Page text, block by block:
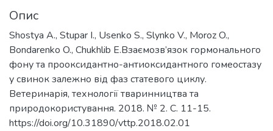
Опис
Shostya A., Stupar I., Usenko S., Slynko V., Moroz O.,
Bondarenko O., Chukhlib E.Взаємозв’язок гормонального
фону та прооксидантно-антиоксидантного гомеостазу
у свинок залежно від фаз статевого циклу.
Ветеринарія, технології тваринництва та
природокористування. 2018. № 2. С. 11-15.
https://doi.org/10.31890/vttp.2018.02.01